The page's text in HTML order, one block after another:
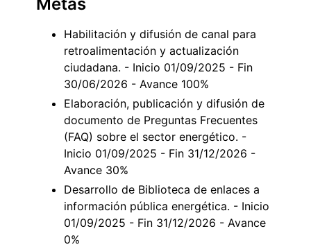
Habilitación y difusión de canal para
retroalimentación y actualización
ciudadana. - Inicio 01/09/2025 - Fin
30/06/2026 - Avance 100%
Elaboración, publicación y difusión de
documento de Preguntas Frecuentes
(FAQ) sobre el sector energético. -
Inicio 01/09/2025 - Fin 31/12/2026 -
Avance 30%
Desarrollo de Biblioteca de enlaces a
información pública energética. - Inicio
01/09/2025 - Fin 31/12/2026 - Avance
0%